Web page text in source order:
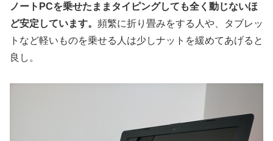
ノートPCを乗せたままタイピングしても全く動じないほ
ど安定しています。 頻繁に折り畳みをする人や、タブレッ
トなど軽いものを乗せる人は少しナットを緩めてあげると
良し。